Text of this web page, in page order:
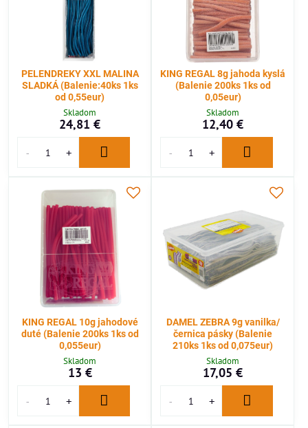
PELENDREKY XXL MALINA
SLADKÁ (Balenie:40ks 1ks
od 0,55eur)
Skladom
24,81 €
KING REGAL 8g jahoda kyslá
(Balenie 200ks 1ks od
0,05eur)
Skladom
12,40 €
KING REGAL 10g jahodové
duté (Balenie 200ks 1ks od
0,055eur)
Skladom
13 €
DAMEL ZEBRA 9g vanilka/
černica pásky (Balenie
210ks 1ks od 0,075eur)
Skladom
17,05 €